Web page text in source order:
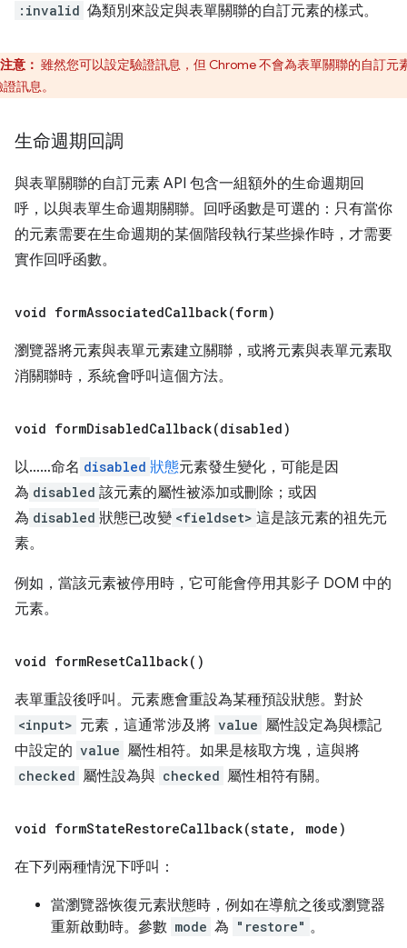
:invalid 偽類別來設定與表單關聯的自訂元素的樣式。
注意： 雖然您可以設定驗證訊息，但 Chrome 不會為表單關聯的自訂元
訊息。
生命週期回調
與表單關聯的自訂元素 API 包含一組額外的生命週期回
呼，以與表單生命週期關聯。回呼函數是可選的：只有當你
的元素需要在生命週期的某個階段執行某些操作時，才需要
實作回呼函數。
void formAssociatedCallback(form)
瀏覽器將元素與表單元素建立關聯，或將元素與表單元素取
消關聯時，系統會呼叫這個方法。
void formDisabledCallback(disabled)
以……命名 disabled 狀態元素發生變化，可能是因
為 disabled 該元素的屬性被添加或刪除；或因
為 disabled 狀態已改變 <fieldset> 這是該元素的祖先元
素。
例如，當該元素被停用時，它可能會停用其影子 DOM 中的
元素。
void formResetCallback( )
表單重設後呼叫。元素應會重設為某種預設狀態。對於
<input> 元素，這通常涉及將 value 屬性設定為與標記
中設定的 value 屬性相符。如果是核取方塊，這與將
checked 屬性設為與 checked 屬性相符有關。
void formStateRestoreCallback(state , mode)
在下列兩種情況下呼叫：
當瀏覽器恢復元素狀態時，例如在導航之後或瀏覽器
重新啟動時。參數 mode 為 "restore" 。